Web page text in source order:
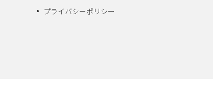
プライバシーポリシー